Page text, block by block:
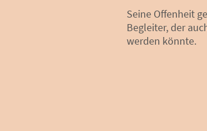
Seine Offenheit
Begleiter, der
werden könnte.